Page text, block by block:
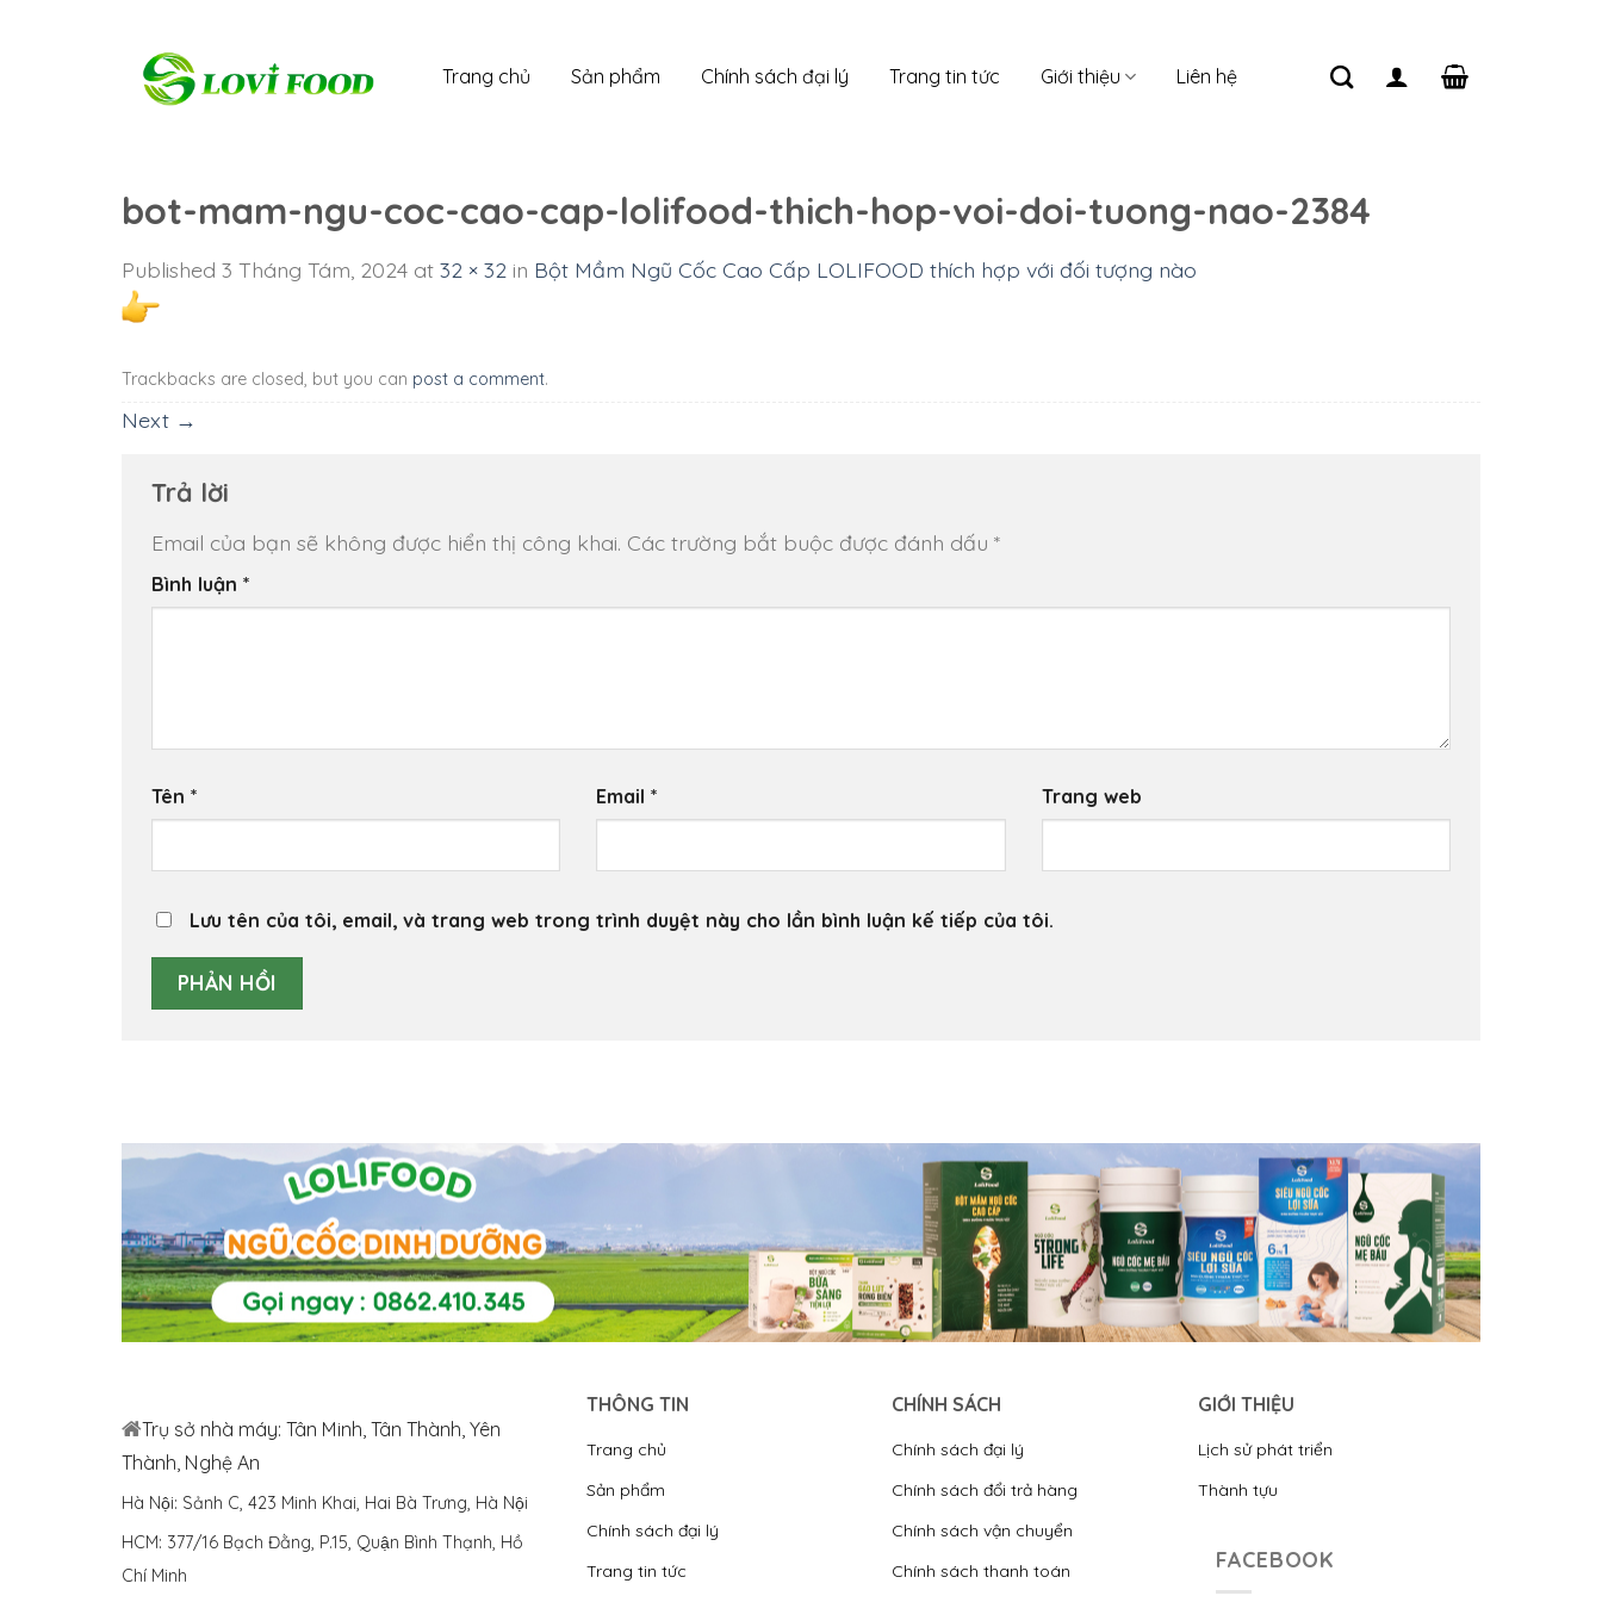
Trang chủ Sản phẩm Chính sách đại lý Trang tin tức Giới thiệu Liên hệ
bot-mam-ngu-coc-cao-cap-lolifood-thich-hop-voi-doi-tuong-nao-2384
Published 3 Tháng Tám, 2024 at 32 × 32 in Bột Mầm Ngũ Cốc Cao Cấp LOLIFOOD thích hợp với đối tượng nào
Trackbacks are closed, but you can post a comment.
Next →
Trả lời
Email của bạn sẽ không được hiển thị công khai. Các trường bắt buộc được đánh dấu *
Bình luận *
Tên * Email* Trang web
Lưu tên của tôi, email, và trang web trong trình duyệt này cho lần bình luận kế tiếp của tôi.
Trụ sở nhà máy: Tân Minh, Tân Thành, Yên
Thành, Nghệ An
Hà Nội: Sảnh C, 423 Minh Khai, Hai Bà Trưng, Hà Nội
HCM: 377/16 Bạch Đằng, P.15, Quận Bình Thạnh, Hồ
Chí Minh
THÔNG TIN
Trang chủ
Sản phẩm
Chính sách đại lý
Trang tin tức
CHÍNH SÁCH
Chính sách đại lý
Chính sách đổi trả hàng
Chính sách vận chuyển
Chính sách thanh toán
GIỚI THIỆU
Lịch sử phát triển
Thành tựu
FACEBOOK